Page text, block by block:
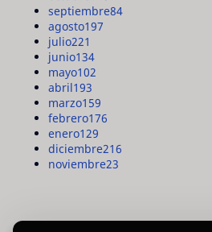
septiembre84
agosto197
julio221
junio134
mayo102
abril193
marzo159
febrero176
enero129
diciembre216
noviembre23